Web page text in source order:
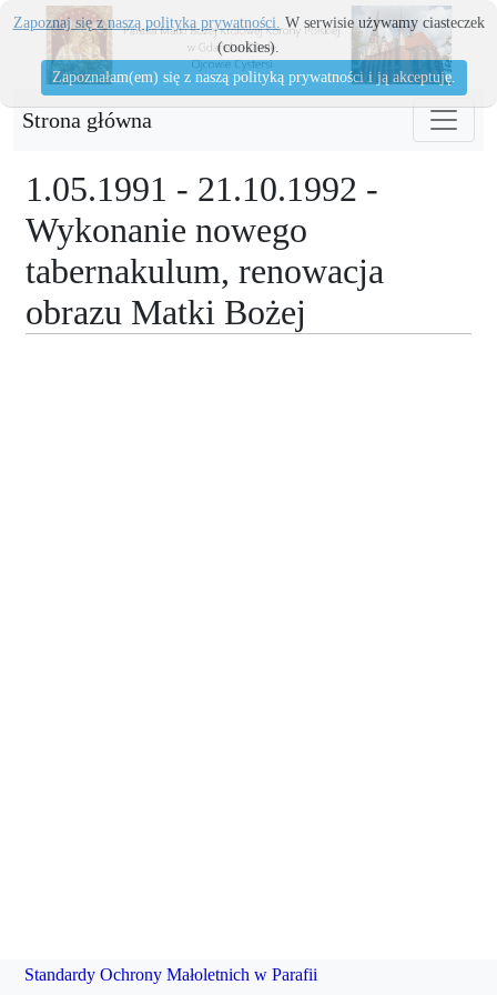
Strona główna
1.05.1991 - 21.10.1992 -
Wykonanie nowego
tabernakulum, renowacja
obrazu Matki Bożej
Standardy Ochrony Małoletnich w Parafii
Zapoznaj się z naszą polityka prywatności. W serwisie używamy ciasteczek
(cookies).
Zapoznałam(em) się z naszą polityką prywatności i ją akceptuję.